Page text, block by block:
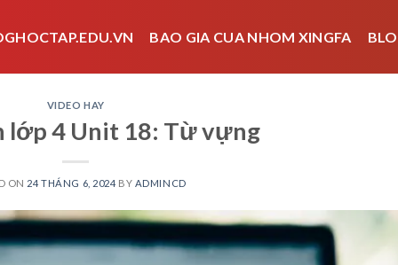
BAO GIA CUA NHOM XINGFA
VIDEO HAY
lớp 4 Unit 18: Từ vựng
ON 24 THÁNG 6, 2024 BY ADMINCD